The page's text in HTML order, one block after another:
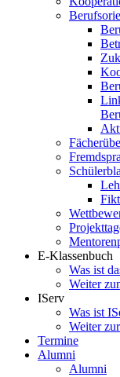
E-Klassenbuch
Was ist
Weiter
IServ
Was ist
Weiter
Termine
Alumni
Alumni